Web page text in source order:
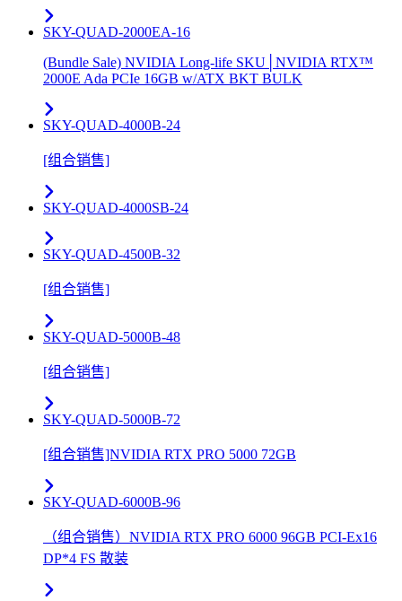
SKY-QUAD-2000EA-16
(Bundle Sale) NVIDIA Long-life SKU│NVIDIA RTX™
2000E Ada PCIe 16GB w/ATX BKT BULK
SKY-QUAD-4000B-24
[组合销售]
SKY-QUAD-4000SB-24
SKY-QUAD-4500B-32
[组合销售]
SKY-QUAD-5000B-48
[组合销售]
SKY-QUAD-5000B-72
[组合销售]NVIDIA RTX PRO 5000 72GB
SKY-QUAD-6000B-96
（组合销售）NVIDIA RTX PRO 6000 96GB PCI-Ex16
DP*4 FS 散装